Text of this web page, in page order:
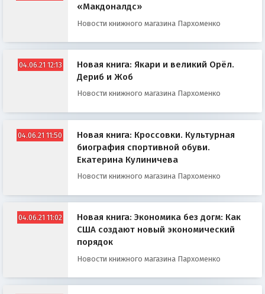
«Макдоналдс»
Новости книжного магазина Пархоменко
04.06.21 12:13
Новая книга: Якари и великий Орёл.
Дериб и Жоб
Новости книжного магазина Пархоменко
04.06.21 11:50
Новая книга: Кроссовки. Культурная
биография спортивной обуви.
Екатерина Кулиничева
Новости книжного магазина Пархоменко
04.06.21 11:02
Новая книга: Экономика без догм: Как
США создают новый экономический
порядок
Новости книжного магазина Пархоменко